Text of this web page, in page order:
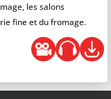
les salons
fine et du fromage.